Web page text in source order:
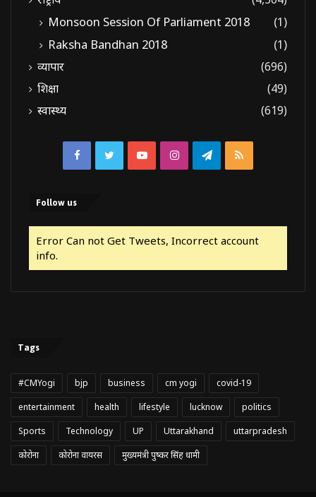
Monsoon Session Of Parliament 2018
(1)
Raksha Bandhan 2018
(1)
व्यापार
(696)
शिक्षा
(49)
स्वास्थ्य
(619)
FacebookTwitterYouTubeInstagramTelegram
RSS
Follow us
Error Can not Get Tweets, Incorrect account
info.
Tags
#CMYogi bjp business cm yogi
covid-19
entertainment
health lifestyle lucknow
politics
Sports
Technology UP Uttarakhand
uttarpradesh
कोरोना
कोरोना वायरस मुख्यमंत्री पुष्कर सिंह धामी